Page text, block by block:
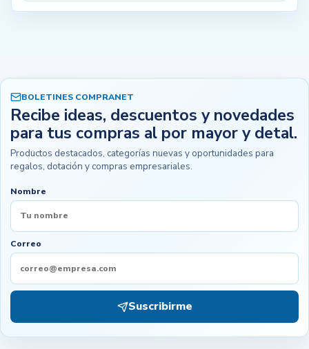
BOLETINES COMPRANET
Recibe ideas, descuentos y novedades
para tus compras al por mayor y detal.
Productos destacados, categorías nuevas y oportunidades para
regalos, dotación y compras empresariales.
Nombre
Correo
Suscribirme